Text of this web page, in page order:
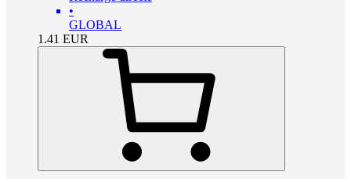
•
GLOBAL
1.41 EUR